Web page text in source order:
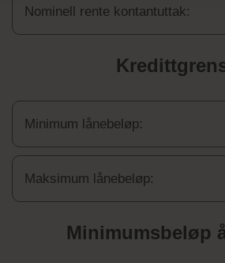
Nominell rente kontantuttak:
Minimum lånebeløp:
Maksimum lånebeløp:
Minimumsbeløp